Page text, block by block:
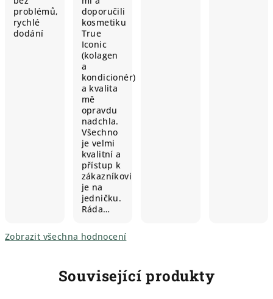
problémů,
rychlé
dodání
doporučili
kosmetiku
True
Iconic
(kolagen
a
kondicionér)
a kvalita
mě
opravdu
nadchla.
Všechno
je velmi
kvalitní a
přístup k
zákazníkovi
je na
jedničku.
Ráda…
Zobrazit všechna hodnocení
Související produkty